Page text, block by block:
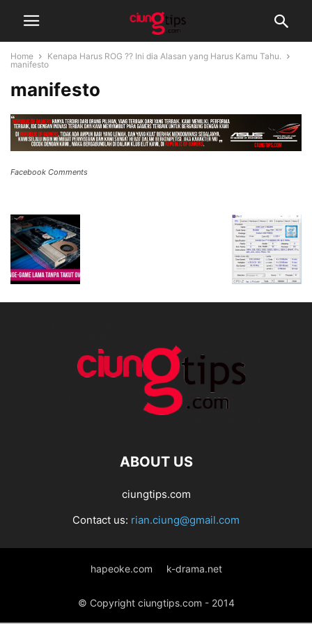
Home
Kenapa Harus ROG ?? Ini dia Alasan yang Harus Kamu Tahu.
manifesto
manifesto
Facebook Comments
ABOUT US
ciungtips.com
Contact us: rian.ciung@gmail.com
hapeoke.com k-drama.net
© Copyright ciungtips.com - 2014